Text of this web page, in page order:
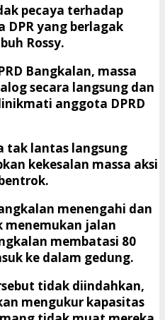
pecaya terhadap
yang berlagak
Rossy.
Bangkalan, massa
secara langsung dan
anggota DPRD
tak lantas langsung
kekesalan massa aksi
menengahi dan
menemukan jalan
membatasi 80
ke dalam gedung.
tidak diindahkan,
mengukur kapasitas